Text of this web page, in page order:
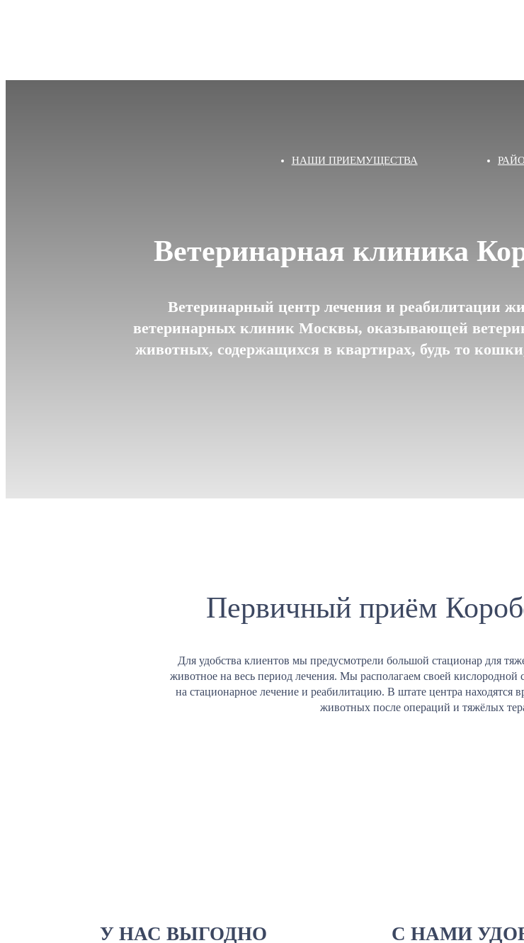
НАШИ ПРИЕМУЩЕСТВА
Ветеринарная клиника
Ветеринарный центр лечения и реабилитации
ветеринарных клиник Москвы, оказывающей
животных, содержащихся в квартирах, будь то
Первичный приём
Для удобства клиентов мы предусмотрели большой стационар для
животное на весь период лечения. Мы располагаем своей
на стационарное лечение и реабилитацию. В штате центра
животных после операций и тяжёлых
У НАС ВЫГОДНО С НАМИ